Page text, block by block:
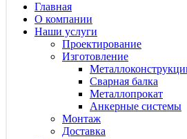
Главная
О компании
Наши услуги
Проектирование
Изготовление
Сварная балка
Металлопрокат
Анкерные системы
Монтаж
Доставка